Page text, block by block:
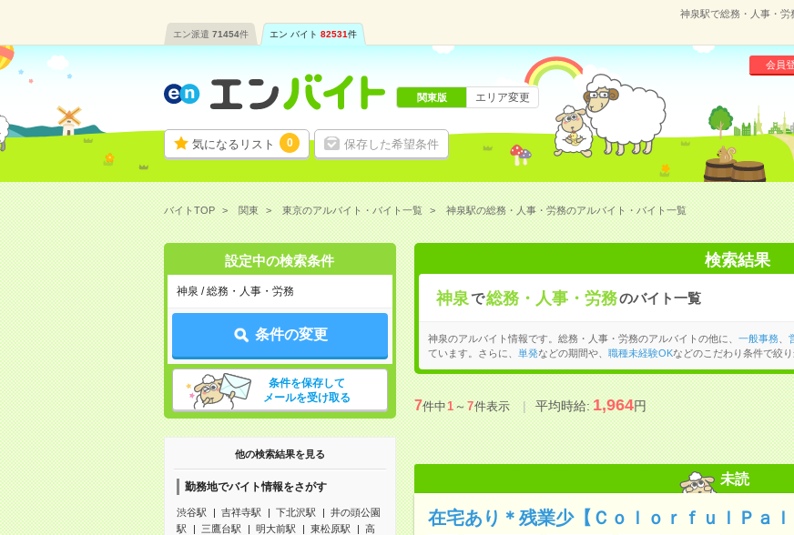
神泉駅で総務・人事・労
エン派遣 71454件 エン バイト 82531件
気になるリスト 0 保存した希望条件
会員
関東版 エリア変更
バイトTOP 関東 東京のアルバイト・バイト一覧 神泉駅の総務・人事・労務のアルバイト・バイト一覧
設定中の検索条件
神泉 / 総務・人事・労務
条件の変更
条件を保存して
メールを受け取る
他の検索結果を見る
勤務地でバイト情報をさがす
渋谷駅 吉祥寺駅 下北沢駅
井の頭公園
駅
三鷹台駅 明大前駅 東松原駅
高
検索結果
神泉で総務・人事・労務のバイト一覧
神泉のアルバイト情報です。総務・人事・労務のアルバイトの他に、 一般事務、
ています。さらに、
単発などの期間や、 職種未経験OKなどのこだわり条件で絞り
7件中1～7件表示 平均時給:1,964円
未読
在宅あり＊残業少【ＣｏｌｏｒｆｕｌＰａ